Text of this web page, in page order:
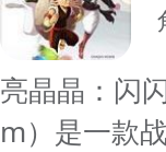
亮晶晶：闪
m）是一款